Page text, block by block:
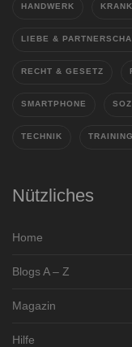
HANDWERK
LIEBE &
RECHT & GESETZ
SMARTPHONE
TECHNIK
Nützliches
Home
Blogs A – Z
Magazin
Hilfe